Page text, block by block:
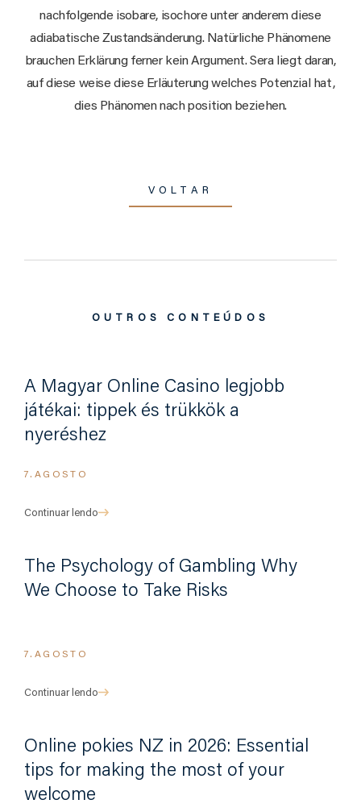
nachfolgende isobare, isochore unter anderem diese
adiabatische Zustandsänderung. Natürliche Phänomene
brauchen Erklärung ferner kein Argument. Sera liegt daran,
auf diese weise diese Erläuterung welches Potenzial hat,
dies Phänomen nach position beziehen.
VOLTAR
OUTROS CONTEÚDOS
A Magyar Online Casino legjobb
játékai: tippek és trükkök a
nyeréshez
7.AGOSTO
Continuar lendo
The Psychology of Gambling Why
We Choose to Take Risks
7.AGOSTO
Continuar lendo
Online pokies NZ in 2026: Essential
tips for making the most of your
welcome